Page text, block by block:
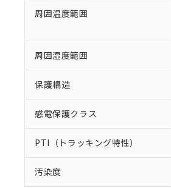
周囲温度範囲
周囲湿度範囲
保護構造
感電保護クラス
PTI（トラッキング特性）
汚染度